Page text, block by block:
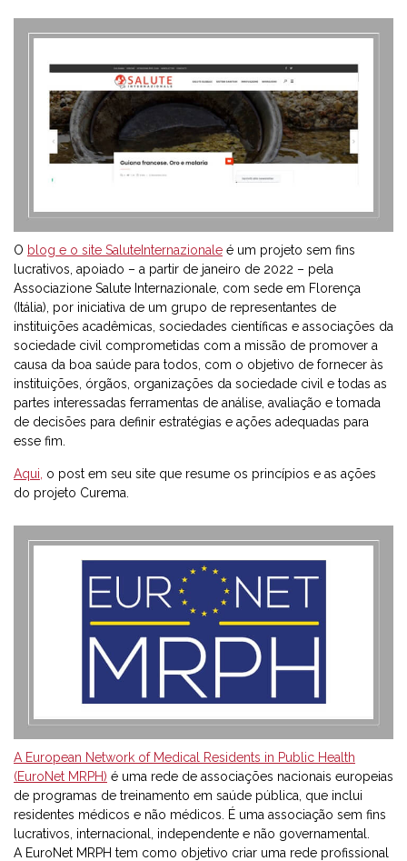
O blog e o site SaluteInternazionale é um projeto sem fins
lucrativos, apoiado – a partir de janeiro de 2022 – pela
Associazione Salute Internazionale, com sede em Florença
(Itália), por iniciativa de um grupo de representantes de
instituições acadêmicas, sociedades científicas e associações da
sociedade civil comprometidas com a missão de promover a
causa da boa saúde para todos, com o objetivo de fornecer às
instituições, órgãos, organizações da sociedade civil e todas as
partes interessadas ferramentas de análise, avaliação e tomada
de decisões para definir estratégias e ações adequadas para
esse fim.
Aqui, o post em seu site que resume os princípios e as ações
do projeto Curema.
A European Network of Medical Residents in Public Health
(EuroNet MRPH) é uma rede de associações nacionais europeias
de programas de treinamento em saúde pública, que inclui
residentes médicos e não médicos. É uma associação sem fins
lucrativos, internacional, independente e não governamental.
A EuroNet MRPH tem como objetivo criar uma rede profissional